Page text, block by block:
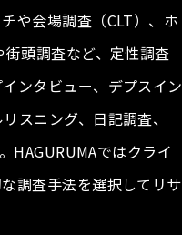
や会場調査（CLT）、ホ
頭調査など、定性調査
ンタビュー、デプスイン
スニング、日記調査、
HAGURUMAではクライ
調査手法を選択してリサ